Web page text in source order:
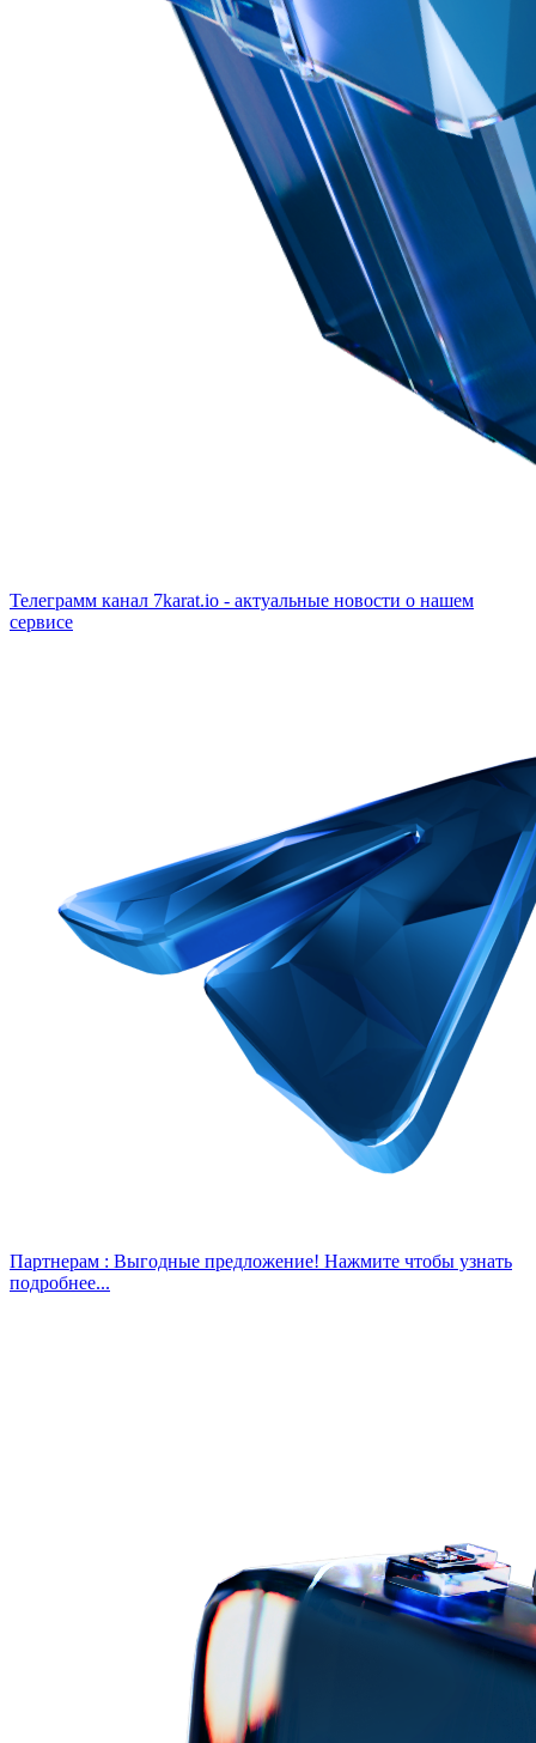
Телеграмм канал 7karat.io - актуальные новости о нашем
сервисе
Партнерам : Выгодные предложение! Нажмите чтобы узнать
подробнее...